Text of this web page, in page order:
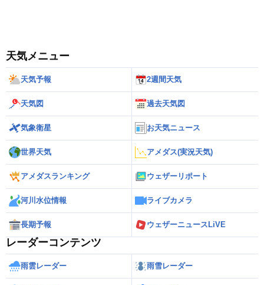
天気メニュー
天気予報 2週間天気
天気図 過去天気図
気象衛星 お天気ニュース
世界天気 アメダス(実況天気)
アメダスランキング ウェザーリポート
河川水位情報 ライブカメラ
長期予報 ウェザーニュースLiVE
レーダーコンテンツ
雨雲レーダー 雨雪レーダー